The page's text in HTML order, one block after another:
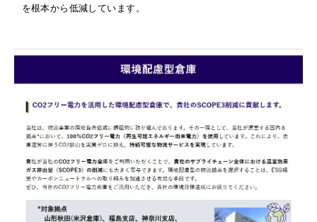
を根本から低減しています。